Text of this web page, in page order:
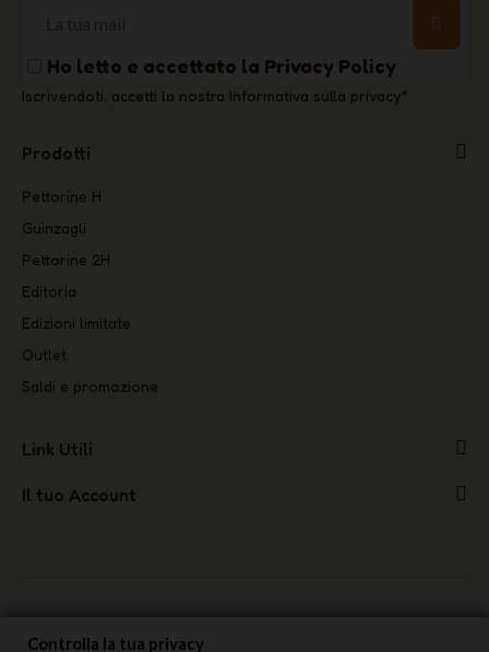
Ho letto e accettato la Privacy Policy
Iscrivendoti, accetti la nostra Informativa sulla privacy*
Prodotti
Pettorine H
Guinzagli
Pettorine 2H
Editoria
Edizioni limitate
Outlet
Saldi e promozione
Link Utili
Il tuo Account
Dichiarazione di conformità
Controlla la tua privacy